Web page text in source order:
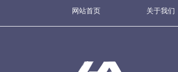
网站首页 关于我们